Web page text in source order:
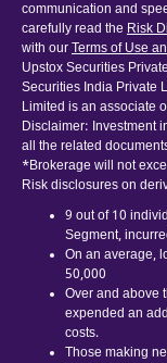
communication and
carefully read the Risk
with ourTerms of Use
Upstox Securities
Securities India Private
Limited is an associate
Disclaimer: Investment
all the related
*Brokerage will not
Risk disclosures on
9 out of 10
Segment,
On an average,
50,000
Over and above
expended an
costs.
Those making